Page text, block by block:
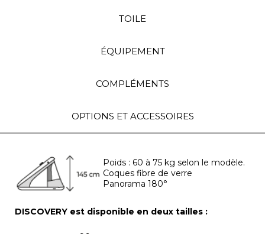
TOILE
ÉQUIPEMENT
COMPLÉMENTS
OPTIONS ET ACCESSOIRES
Poids : 60 à 75 kg selon le modèle.
Coques fibre de verre
Panorama 180°
DISCOVERY est disponible en deux tailles :